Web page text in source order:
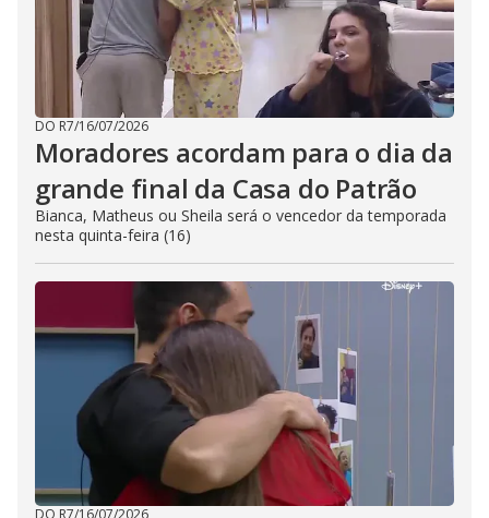
DO R7/16/07/2026
Moradores acordam para o dia da
grande final da Casa do Patrão
Bianca, Matheus ou Sheila será o vencedor da temporada
nesta quinta-feira (16)
DO R7/16/07/2026